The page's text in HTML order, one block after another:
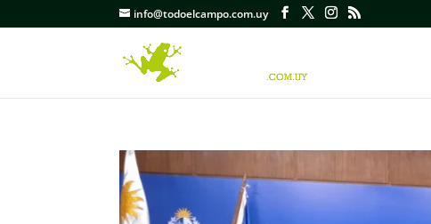
info@todoelcampo.com.uy